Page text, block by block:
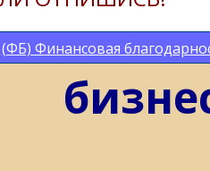
(ФБ) Финансовая